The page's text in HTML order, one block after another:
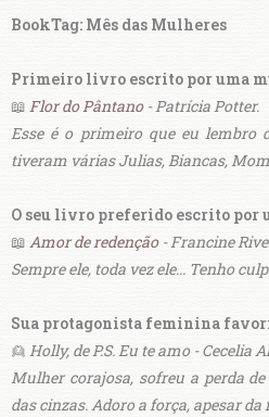
BookTag: Mês das Mulheres
Primeiro livro escrito por uma
📖 Flor do Pântano- Patrícia Potter.
Esse é o primeiro que eu lembro
tiveram várias Julias, Biancas,
O seu livro preferido escrito por
📖 Amor de redenção- Francine
Sempre ele, toda vez ele... Tenho
Sua protagonista feminina
👱 Holly, de P.S. Eu te amo - Cecelia
Mulher corajosa, sofreu a perda
das cinzas. Adoro a força, apesar